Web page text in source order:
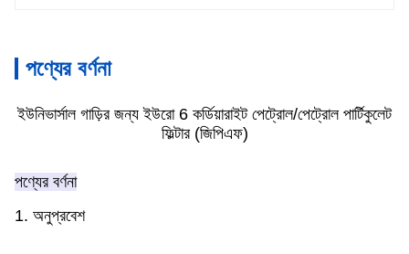
পণ্যের বর্ণনা
ইউনিভার্সাল গাড়ির জন্য ইউরো 6 কর্ডিয়ারাইট পেট্রোল/পেট্রোল পার্টিকুলেট
ফিল্টার (জিপিএফ)
পণ্যের বর্ণনা
1. অনুপ্রবেশ